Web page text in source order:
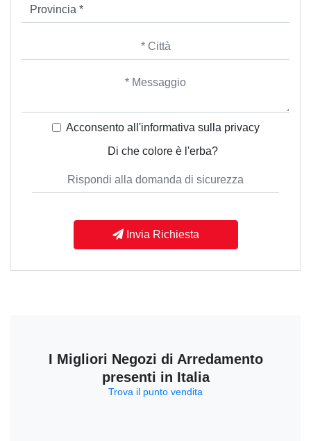
Acconsento all'informativa sulla privacy
Di che colore è l'erba?
Invia Richiesta
I Migliori Negozi di Arredamento
presenti in Italia
Trova il punto vendita